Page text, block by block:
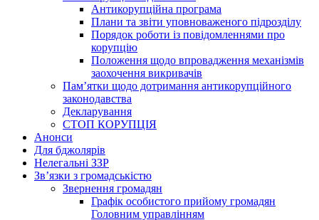
Антикорупційна програма
Плани та звіти уповноваженого підрозділу
Порядок роботи із повідомленнями про
корупцію
Положення щодо впровадження механізмів
заохочення викривачів
Пам’ятки щодо дотримання антикорупційного
законодавства
Декларування
СТОП КОРУПЦІЯ
Анонси
Для бджолярів
Нелегальні ЗЗР
Зв’язки з громадськістю
Звернення громадян
Графік особистого прийому громадян
Головним управлінням